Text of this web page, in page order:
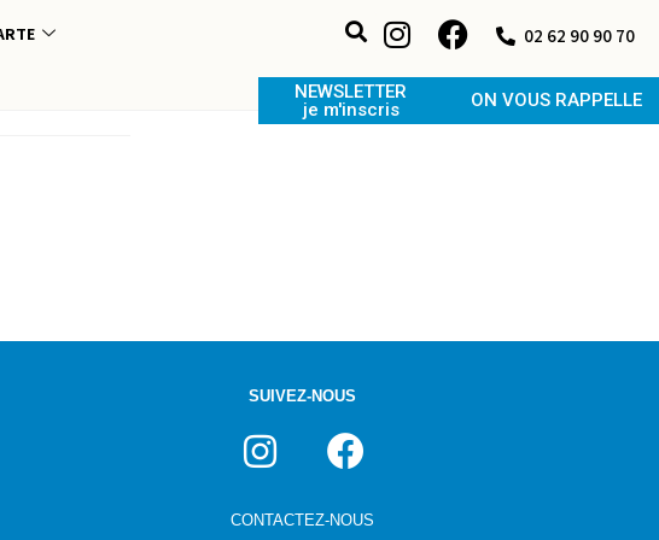
02 62 90 90 70
NEWSLETTER
je m'inscris
ON VOUS RAPPELLE
SUIVEZ-NOUS
CONTACTEZ-NOUS